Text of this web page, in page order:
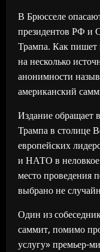
В Брюсселе
президентов РФ
Трампа. Как пишет
на несколько
анонимности
американский
Издание обращает
Трампа в столице
европейских
и НАТО в неловкое
место проведения
выбрано не
Один из
саммит, помимо
услугу» премьер-